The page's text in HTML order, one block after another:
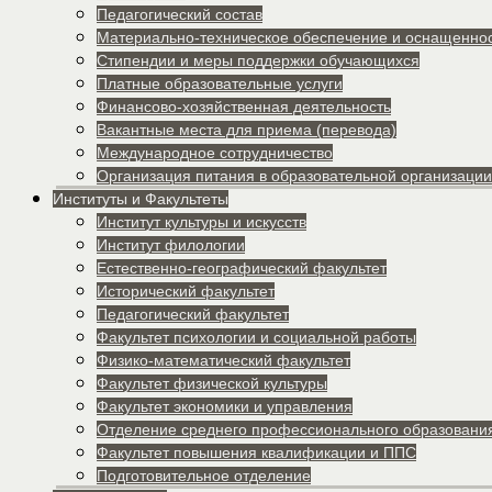
Педагогический состав
Материально-техническое обеспечение и
Стипендии и меры поддержки обучающихся
Платные образовательные услуги
Финансово-хозяйственная деятельность
Вакантные места для приема (перевода)
Международное сотрудничество
Организация питания в образовательной организации
Институты и Факультеты
Институт культуры и искусств
Институт филологии
Естественно-географический факультет
Исторический факультет
Педагогический факультет
Факультет психологии и социальной работы
Физико-математический факультет
Факультет физической культуры
Факультет экономики и управления
Отделение среднего профессионального
Факультет повышения квалификации и ППС
Подготовительное отделение